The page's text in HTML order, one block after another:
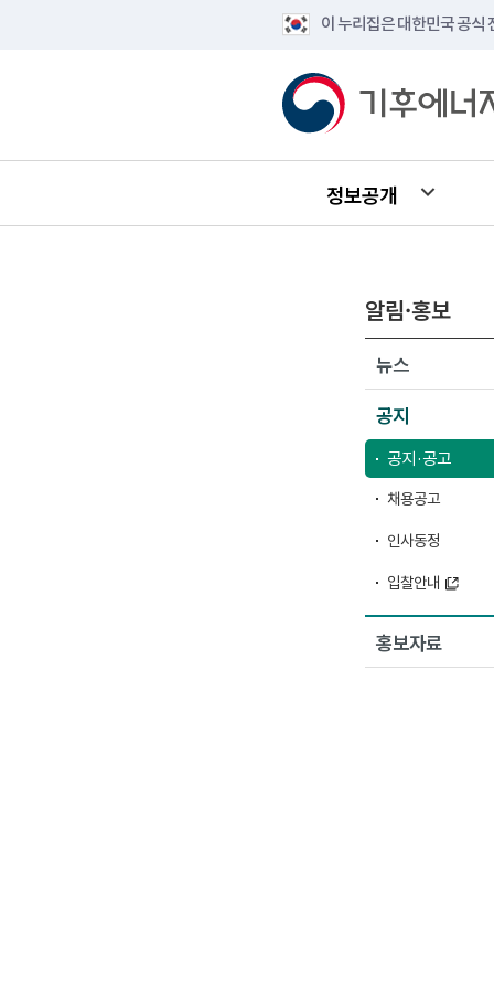
이 누리집은 대한민국 공식
정보공개
알림·홍보
뉴스
공지
공지·공고
채용공고
인사동정
입찰안내
홍보자료